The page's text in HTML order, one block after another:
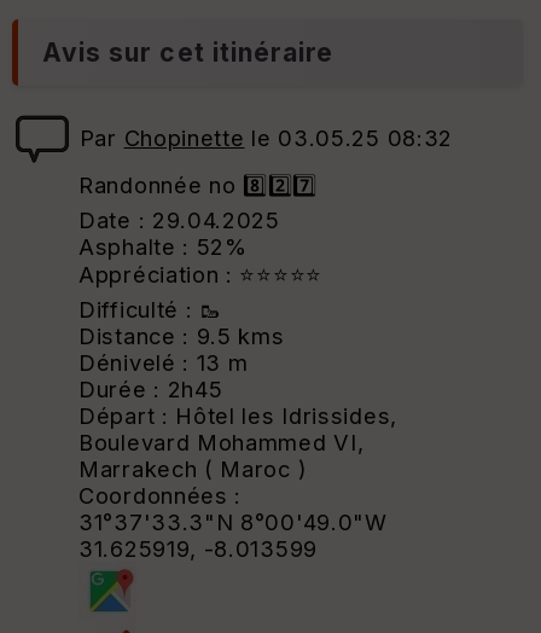
Avis sur cet itinéraire
Par Chopinette le 03.05.25 08:32
Randonnée no 8️⃣2️⃣7️⃣
Date : 29.04.2025
Asphalte : 52%
Appréciation : ⭐⭐⭐⭐⭐
Difficulté : 🥾
Distance : 9.5 kms
Dénivelé : 13 m
Durée : 2h45
Départ : Hôtel les Idrissides,
Boulevard Mohammed VI,
Marrakech ( Maroc )
Coordonnées :
31°37'33.3"N 8°00'49.0"W
31.625919, -8.013599